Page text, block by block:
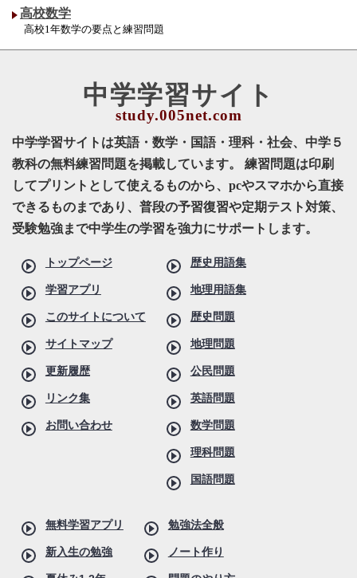
高校数学
高校1年数学の要点と練習問題
中学学習サイト
中学学習サイトは英語・数学・国語・理科・社会、中学５
教科の無料練習問題を掲載しています。 練習問題は印刷
してプリントとして使えるものから、pcやスマホから直接
できるものまであり、普段の予習復習や定期テスト対策、
受験勉強まで中学生の学習を強力にサポートします。
トップページ
学習アプリ
このサイトについて
サイトマップ
更新履歴
リンク集
お問い合わせ
歴史用語集
地理用語集
歴史問題
地理問題
公民問題
英語問題
数学問題
理科問題
国語問題
無料学習アプリ
新入生の勉強
勉強法全般
ノート作り